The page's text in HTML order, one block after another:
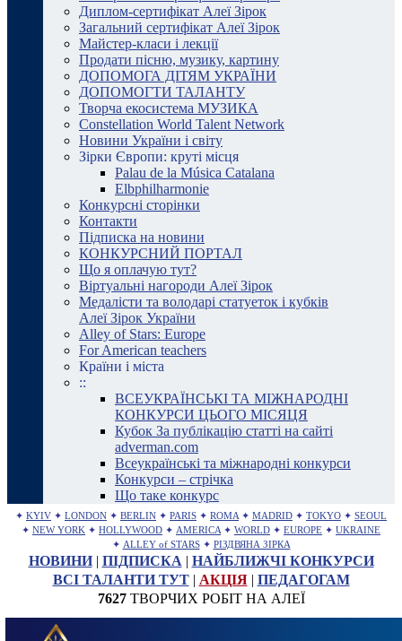
Диплом-сертифікат Алеї Зірок
Загальний сертифікат Алеї Зірок
Майстер-класи і лекції
Продати пісню, музику, картину
ДОПОМОГА ДІТЯМ УКРАЇНИ
ДОПОМОГТИ ТАЛАНТУ
Творча екосистема МУЗИКА
Constellation World Talent Network
Новини України і світу
Зірки Європи: круті місця
Palau de la Música Catalana
Elbphilharmonie
Конкурсні сторінки
Контакти
Підписка на новини
КОНКУРСНИЙ ПОРТАЛ
Що я оплачую тут?
Віртуальні нагороди Алеї Зірок
Медалісти та володарі статуеток і кубків
Алеї Зірок України
Alley of Stars: Europe
For American teachers
Країни і міста
::
ВСЕУКРАЇНСЬКІ ТА МІЖНАРОДНІ
КОНКУРСИ ЦЬОГО МІСЯЦЯ
Кубок За публікацію статті на сайті
adverman.com
Всеукраїнські та міжнародні конкурси
Конкурси – стрічка
Що таке конкурс
✦ KYIV ✦ LONDON ✦ BERLIN ✦ PARIS ✦ ROMA ✦ MADRID ✦ TOKYO ✦ SEOUL
✦ NEW YORK ✦ HOLLYWOOD ✦ AMERICA ✦ WORLD ✦ EUROPE ✦ UKRAINE
✦ ALLEY of STARS ✦ РІЗДВЯНА ЗІРКА
НОВИНИ| ПІДПИСКА | НАЙБЛИЖЧІ КОНКУРСИ
ВСІ ТАЛАНТИ ТУТ| АКЦІЯ| ПЕДАГОГАМ
7627ТВОРЧИХ РОБІТ НА АЛЕЇ